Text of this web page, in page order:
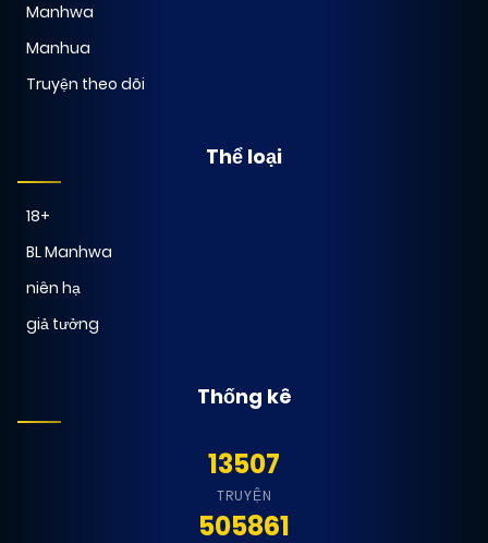
Manhwa
Manhua
Truyện theo dõi
Thể loại
18+
BL Manhwa
niên hạ
giả tưởng
Thống kê
13507
TRUYỆN
505861